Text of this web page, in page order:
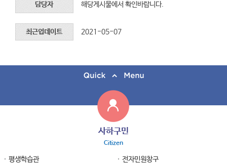
담당자 해당게시물에서 확인바랍니다.
최근업데이트 2021-05-07
사하구민
Citizen
평생학습관
전자민원창구